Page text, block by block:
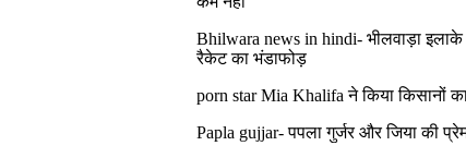
Bhilwara news in hindi- भीलवाड़ा
रैकेट का भंडाफोड़
porn star Mia Khalifa ने किया किसानों
Papla gujjar- पपला गुर्जर और जिया की